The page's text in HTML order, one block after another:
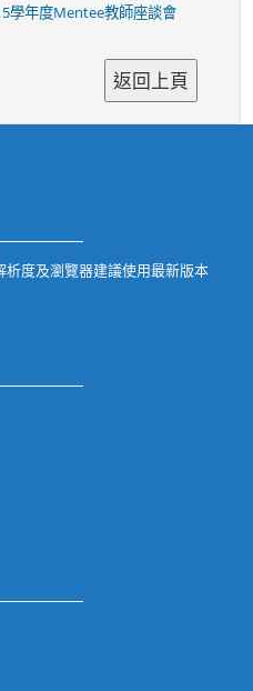
學年度Mentee教師座談會
度及瀏覽器建議使用最新版本